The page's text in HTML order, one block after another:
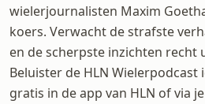
wielerjournalisten Maxim
koers. Verwacht de strafste
en de scherpste inzichten recht
Beluister de HLN
gratis in de app van HLN of via